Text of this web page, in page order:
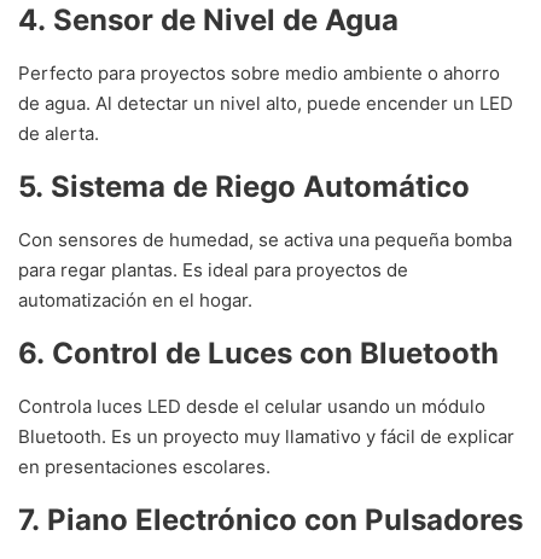
4. Sensor de Nivel de Agua
Perfecto para proyectos sobre medio ambiente o ahorro
de agua. Al detectar un nivel alto, puede encender un LED
de alerta.
5. Sistema de Riego Automático
Con sensores de humedad, se activa una pequeña bomba
para regar plantas. Es ideal para proyectos de
automatización en el hogar.
6. Control de Luces con Bluetooth
Controla luces LED desde el celular usando un módulo
Bluetooth. Es un proyecto muy llamativo y fácil de explicar
en presentaciones escolares.
7. Piano Electrónico con Pulsadores